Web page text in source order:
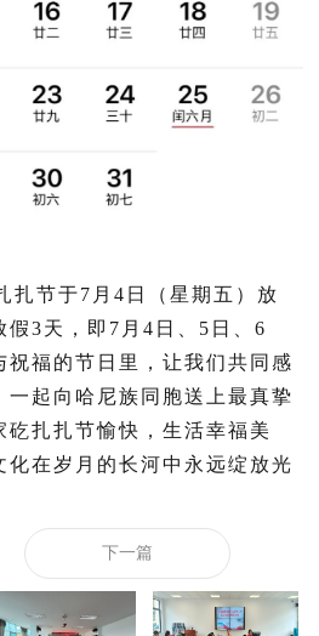
扎节于7月4日（星期五）放
假3天，即7月4日、5日、6
祝福的节日里，让我们共同感
一起向哈尼族同胞送上最真挚
矻扎扎节愉快，生活幸福美
化在岁月的长河中永远绽放光
下一篇